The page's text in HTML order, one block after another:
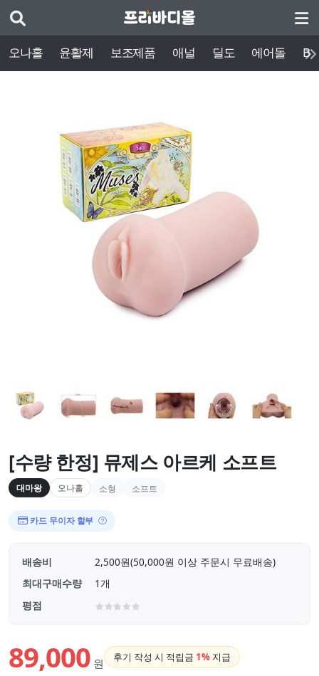
오나홀 윤활제 보조제품 애널 딜도 에어돌
[수량 한정] 뮤제스 아르케 소프트
대마왕 오나홀 소형 소프트
카드 무이자 할부
배송비
2,500원(50,000원 이상 주문시 무료배송)
최대구매수량
1개
평점
89,000 원 후기 작성 시 적립금 1% 지급